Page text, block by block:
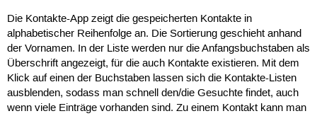
Die Kontakte-App zeigt die gespeicherten Kontakte in
alphabetischer Reihenfolge an. Die Sortierung geschieht anhand
der Vornamen. In der Liste werden nur die Anfangsbuchstaben als
Überschrift angezeigt, für die auch Kontakte existieren. Mit dem
Klick auf einen der Buchstaben lassen sich die Kontakte-Listen
ausblenden, sodass man schnell den/die Gesuchte findet, auch
wenn viele Einträge vorhanden sind. Zu einem Kontakt kann man